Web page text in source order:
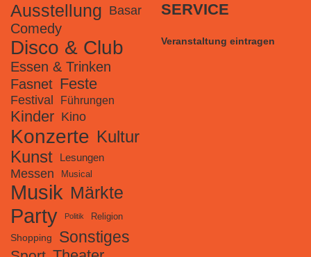
Ausstellung Basar
Comedy
Disco & Club
Essen & Trinken
Fasnet Feste
Festival Führungen
Kinder Kino
Konzerte Kultur
Kunst
Lesungen
Messen Musical
Musik Märkte
Party Politik Religion
Shopping Sonstiges
SERVICE
Veranstaltung eintragen